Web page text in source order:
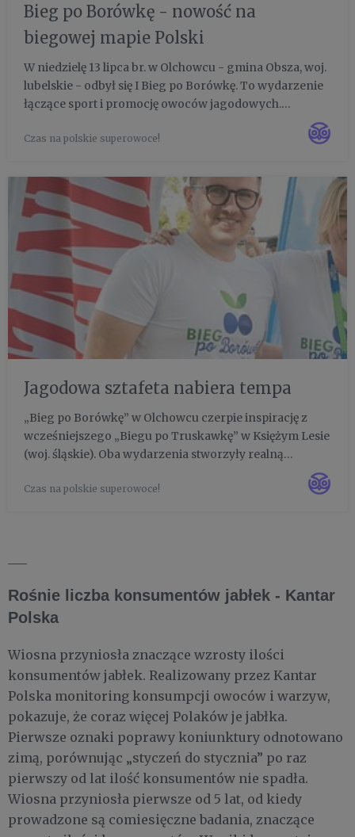
Bieg po Borówkę - nowość na
biegowej mapie Polski
W niedzielę 13 lipca br. w Olchowcu - gmina Obsza, woj.
lubelskie - odbył się I Bieg po Borówkę. To wydarzenie
łączące sport i promocję owoców jagodowych.
walking na 10 km. W zawodach wzięło udział ponad 170
Czas na polskie superowoce!
Jagodowa sztafeta nabiera tempa
„Bieg po Borówkę” w Olchowcu czerpie inspirację z
wcześniejszego „Biegu po Truskawkę” w Księżym Lesie
(woj. śląskie). Oba wydarzenia stworzyły realną
jagodową sztafetę - biegów promujących aktywny styl
życia i polskie superowoce. W planach są już kolejne
Czas na polskie superowoce!
Rośnie liczba konsumentów jabłek - Kantar
Polska
Wiosna przyniosła znaczące wzrosty ilości
konsumentów jabłek. Realizowany przez Kantar
Polska monitoring konsumpcji owoców i warzyw,
pokazuje, że coraz więcej Polaków je jabłka.
Pierwsze oznaki poprawy koniunktury odnotowano
zimą, porównując „styczeń do stycznia” po raz
pierwszy od lat ilość konsumentów nie spadła.
Wiosna przyniosła pierwsze od 5 lat, od kiedy
prowadzone są comiesięczne badania, znaczące